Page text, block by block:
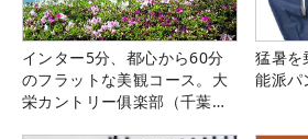
インター5分、都心から60分
のフラットな美観コース。大
栄カントリー俱楽部（千葉
猛暑を
能派パ